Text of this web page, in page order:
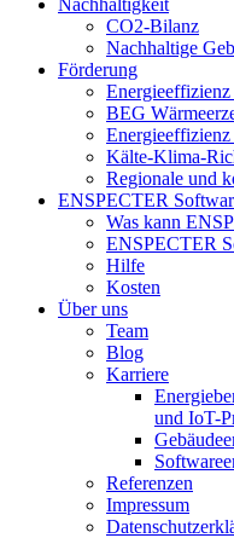
Nachhaltigkeit
CO2-Bilanz
Nachhaltige
Förderung
BEG
Kälte-Klima-
Regionale und
ENSPECTER
Was kann
ENSPECTER
Hilfe
Kosten
Über uns
Team
Blog
Karriere
und IoT-
Referenzen
Impressum